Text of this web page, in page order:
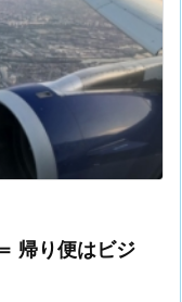
帰り便はビジ